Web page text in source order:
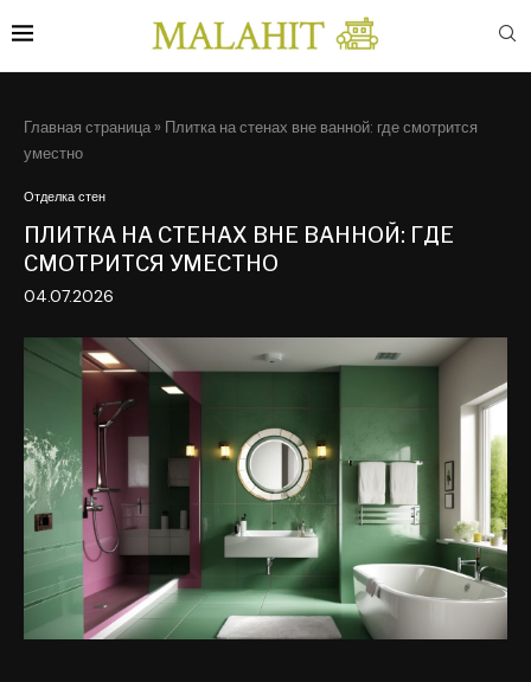
Главная страница » Плитка на стенах вне ванной: где смотрится
уместно
Отделка стен
ПЛИТКА НА СТЕНАХ ВНЕ ВАННОЙ: ГДЕ
СМОТРИТСЯ УМЕСТНО
04.07.2026